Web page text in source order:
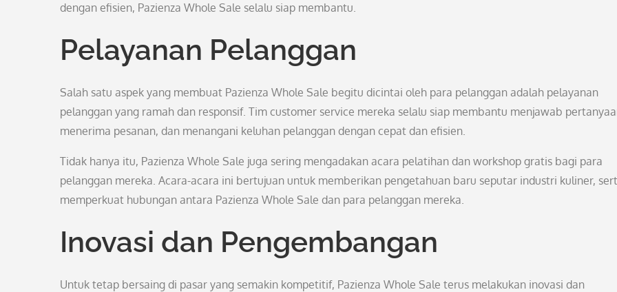
dengan efisien, Pazienza Whole Sale selalu siap membantu.
Pelayanan Pelanggan
Salah satu aspek yang membuat Pazienza Whole Sale begitu dicintai oleh para pelanggan adalah pelayanan
pelanggan yang ramah dan responsif. Tim customer service mereka selalu siap membantu menjawab
menerima pesanan, dan menangani keluhan pelanggan dengan cepat dan efisien.
Tidak hanya itu, Pazienza Whole Sale juga sering mengadakan acara pelatihan dan workshop gratis bagi para
pelanggan mereka. Acara-acara ini bertujuan untuk memberikan pengetahuan baru seputar industri kuliner,
memperkuat hubungan antara Pazienza Whole Sale dan para pelanggan mereka.
Inovasi dan Pengembangan
Untuk tetap bersaing di pasar yang semakin kompetitif, Pazienza Whole Sale terus melakukan inovasi dan